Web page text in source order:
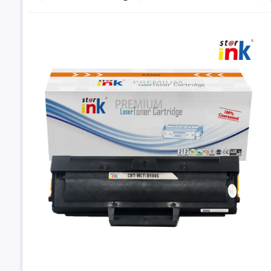
Thông số
Mã hộp mực
Loại mực
Màu mực
Năng suất
Máy in
Hộp mực
Ship